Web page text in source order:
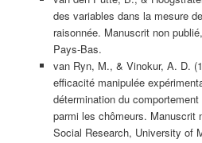
des variables dans la mesure
raisonnée. Manuscrit non
Pays-Bas.
van Ryn, M., & Vinokur, A. D.
efficacité manipulée
détermination du comportement
parmi les chômeurs. Manuscrit
Social Research, University of